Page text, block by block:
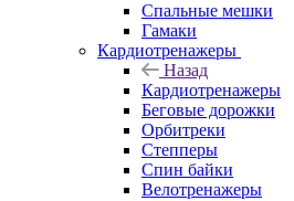
Спальные мешки
Гамаки
Кардиотренажеры
Назад
Кардиотренажеры
Беговые дорожки
Орбитреки
Степперы
Спин байки
Велотренажеры